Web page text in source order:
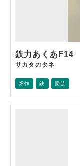
鉄力あくあF14
サカタのタネ
畑作 鉄 園芸